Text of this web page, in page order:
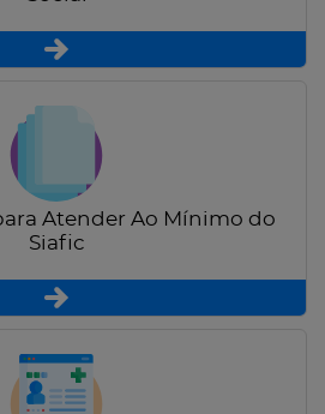
Atender Ao Mínimo do
Siafic